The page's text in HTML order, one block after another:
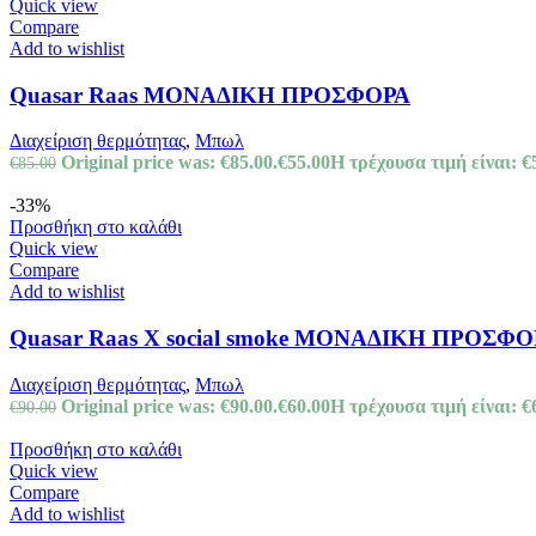
Quick view
Compare
Add to wishlist
Quasar Raas ΜΟΝΑΔΙΚΗ ΠΡΟΣΦΟΡΑ
Διαχείριση θερμότητας, Μπωλ
€85.00 Original price was: €85.00.€55.00Η τρέχουσα τιμή είναι:
-33%
Προσθήκη στο καλάθι
Quick view
Compare
Add to wishlist
Quasar Raas X social smoke ΜΟΝΑΔΙΚΗ
Διαχείριση θερμότητας, Μπωλ
€90.00 Original price was: €90.00.€60.00Η τρέχουσα τιμή είναι:
Προσθήκη στο καλάθι
Quick view
Compare
Add to wishlist